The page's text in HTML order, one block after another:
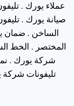
عملاء يورك .
صيانة يورك .
الساخن . ضمان
المختصر . الخط
شركة يورك .
تليفونات شركة